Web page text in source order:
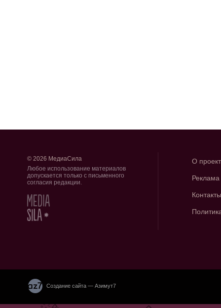
© 2026 МедиаСила
Любое использование материалов
допускается только с письменного
согласия редакции.
О
Реклама
Контакты
Создание сайта — Азимут7